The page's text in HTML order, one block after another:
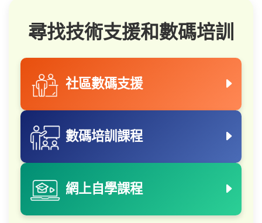
尋找技術支援和數碼培訓
社區數碼支援
數碼培訓課程
網上自學課程